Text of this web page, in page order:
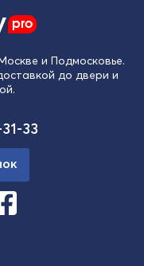
pro
и Подмосковье.
до двери и
33